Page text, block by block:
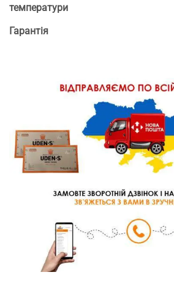
температури
Гарантія